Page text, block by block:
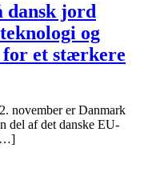
dansk jord
og
for et stærkere
november er Danmark
del af det danske EU-